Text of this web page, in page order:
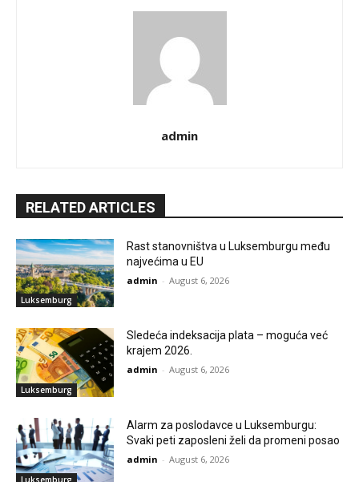
admin
RELATED ARTICLES
Luksemburg
Rast stanovništva u Luksemburgu među
najvećima u EU
admin - August 6, 2026
Luksemburg
Sledeća indeksacija plata – moguća već
krajem 2026.
admin - August 6, 2026
Luksemburg
Alarm za poslodavce u Luksemburgu:
Svaki peti zaposleni želi da promeni posao
admin - August 6, 2026